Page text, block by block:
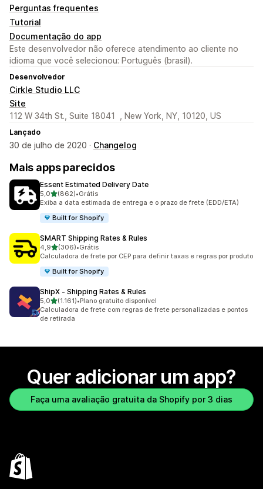
Perguntas frequentes
Tutorial
Documentação do app
Este desenvolvedor não oferece atendimento ao cliente no
idioma que você selecionou: Português (brasil).
Desenvolvedor
Cirkle Studio LLC
Site
112 W 34th St., Suite 18041 , New York, NY, 10120, US
Lançado
30 de julho de 2020 · Changelog
Mais apps parecidos
Essent Estimated Delivery Date
5,0de 5 estrelas
(862)
862 avaliações ao todo
•Grátis
Exiba a data estimada de entrega e o prazo de frete (EDD/ETA)
Built for Shopify
SMART Shipping Rates & Rules
4,9de 5 estrelas
(306)
306 avaliações ao todo
•Grátis
Calculadora de frete por CEP para definir taxas e regras por produto
Built for Shopify
ShipX ‑ Shipping Rates & Rules
5,0de 5 estrelas
(1.161)
1161 avaliações ao todo
•Plano gratuito disponível
Calculadora de frete com regras de frete personalizadas e pontos
de retirada
Quer adicionar um app?
Faça uma avaliação gratuita da Shopify por 3 dias